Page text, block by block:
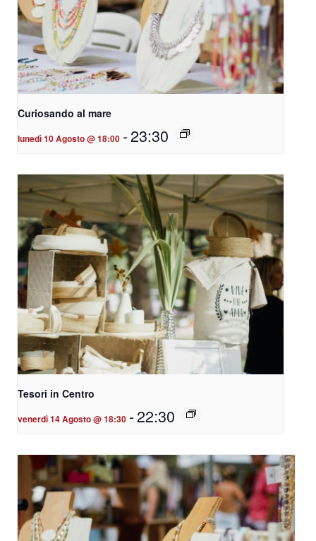
Curiosando al mare
lunedì 10 Agosto @ 18:00 -23:30
Tesori in Centro
venerdì 14 Agosto @ 18:30 -22:30